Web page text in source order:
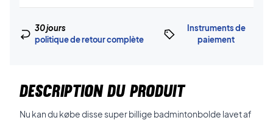
30 jours
politique de retour complète
Instruments de
paiement
DESCRIPTION DU PRODUIT
Nu kan du købe disse super billige badmintonbolde lavet af